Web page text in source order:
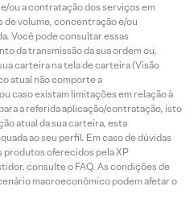
ou a contratação dos serviços em
de volume, concentração e/ou
Você pode consultar essas
da transmissão da sua ordem ou,
carteira na tela de carteira (Visão
atual não comporte a
caso existam limitações em relação à
a referida aplicação/contratação, isto
atual da sua carteira, esta
ao seu perfil. Em caso de dúvidas
produtos oferecidos pela XP
consulte o FAQ. As condições de
macroeconômico podem afetar o